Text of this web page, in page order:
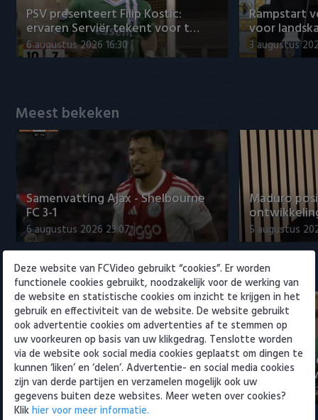
SC Heerenveen
Sparta
VVV Venlo
PSV presenteert Filip Kostic:
ervaren Serviër tekent voor t…
6 augustus 2026 16:30
Rampstart
voor
3 augustus
Meest bekeken
Samenvatting Ajax - Shelbourne
FC 3-1
6 augustus 2026 23:07
Maduro
5 augustus
Eredivisie
Voorbeschouwing Cambuur-
Excelsior met Plat en El Arguioui
6 augustus 2026 18:49
PSV
ervaren
6 augustus
Deze website van FCVideo gebruikt “cookies”. Er worden
functionele cookies gebruikt, noodzakelijk voor de werking van
de website en statistische cookies om inzicht te krijgen in het
gebruik en effectiviteit van de website. De website gebruikt
ook advertentie cookies om advertenties af te stemmen op
uw voorkeuren op basis van uw klikgedrag. Tenslotte worden
via de website ook social media cookies geplaatst om dingen te
kunnen ‘liken’ en ‘delen’. Advertentie- en social media cookies
zijn van derde partijen en verzamelen mogelijk ook uw
gegevens buiten deze websites. Meer weten over cookies?
Klikhier voor meer informatie.